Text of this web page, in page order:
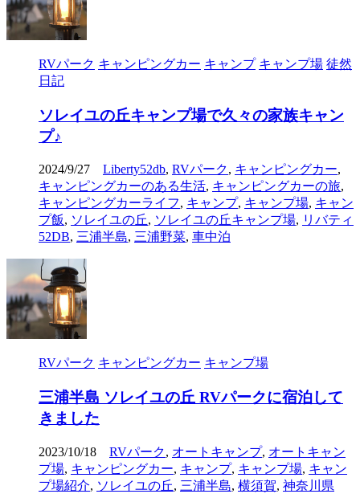
RVパーク キャンピングカー キャンプ キャンプ場 徒然
日記
ソレイユの丘キャンプ場で久々の家族キャン
プ♪
2024/9/27 Liberty52db, RVパーク, キャンピングカー,
キャンピングカーのある生活, キャンピングカーの旅,
キャンピングカーライフ, キャンプ, キャンプ場, キャン
プ飯, ソレイユの丘, ソレイユの丘キャンプ場, リバティ
52DB, 三浦半島, 三浦野菜, 車中泊
RVパーク キャンピングカー キャンプ場
三浦半島 ソレイユの丘 RVパークに宿泊して
きました
2023/10/18 RVパーク, オートキャンプ, オートキャン
プ場, キャンピングカー, キャンプ, キャンプ場, キャン
プ場紹介, ソレイユの丘, 三浦半島, 横須賀, 神奈川県